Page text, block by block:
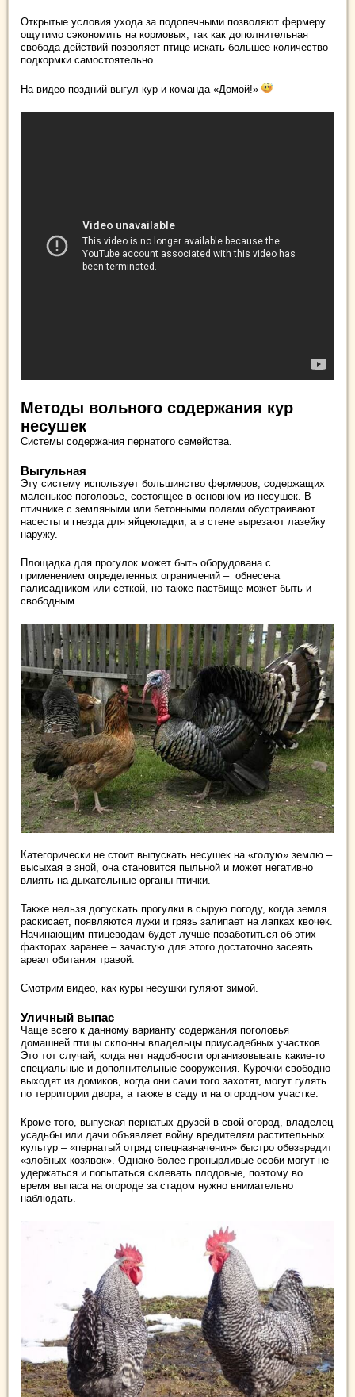
Открытые условия ухода за подопечными позволяют фермеру
ощутимо сэкономить на кормовых, так как дополнительная
свобода действий позволяет птице искать большее количество
подкормки самостоятельно.
На видео поздний выгул кур и команда «Домой!»
Методы вольного содержания кур
несушек
Системы содержания пернатого семейства.
Выгульная
Эту систему использует большинство фермеров, содержащих
маленькое поголовье, состоящее в основном из несушек. В
птичнике с земляными или бетонными полами обустраивают
насесты и гнезда для яйцекладки, а в стене вырезают лазейку
наружу.
Площадка для прогулок может быть оборудована с
применением определенных ограничений – обнесена
палисадником или сеткой, но также пастбище может быть и
свободным.
Категорически не стоит выпускать несушек на «голую» землю –
высыхая в зной, она становится пыльной и может негативно
влиять на дыхательные органы птички.
Также нельзя допускать прогулки в сырую погоду, когда земля
раскисает, появляются лужи и грязь залипает на лапках квочек.
Начинающим птицеводам будет лучше позаботиться об этих
факторах заранее – зачастую для этого достаточно засеять
ареал обитания травой.
Смотрим видео, как куры несушки гуляют зимой.
Уличный выпас
Чаще всего к данному варианту содержания поголовья
домашней птицы склонны владельцы приусадебных участков.
Это тот случай, когда нет надобности организовывать какие-то
специальные и дополнительные сооружения. Курочки свободно
выходят из домиков, когда они сами того захотят, могут гулять
по территории двора, а также в саду и на огородном участке.
Кроме того, выпуская пернатых друзей в свой огород, владелец
усадьбы или дачи объявляет войну вредителям растительных
культур – «пернатый отряд спецназначения» быстро обезвредит
«злобных козявок». Однако более пронырливые особи могут не
удержаться и попытаться склевать плодовые, поэтому во
время выпаса на огороде за стадом нужно внимательно
наблюдать.